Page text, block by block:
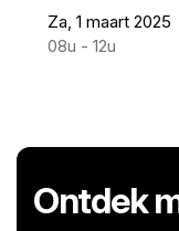
Za, 1 maart 2025
08u - 12u
Ontdek